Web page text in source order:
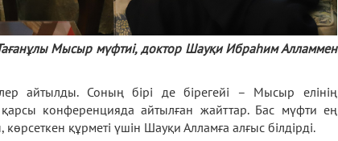
Мысыр мүфтиі, доктор Шауқи Ибраһим Алламмен
айтылды. Соның бірі де бірегейі – Мысыр елінің
конференцияда айтылған жайттар. Бас мүфти ең
құрметі үшін Шауқи Алламға алғыс білдірді.